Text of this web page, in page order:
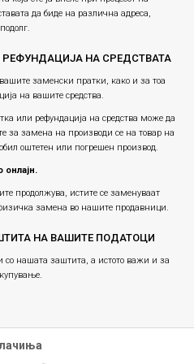
да биде на различна адреса,
НА СРЕДСТВАТА
заменски пратки, како и за тоа
на вашите средства.
или рефундацијa на средства може да
за замена на производи се на товар на
оштетен или погрешен производ.
онлајн.
продолжува, истите се заменуваат
замена во нашите продавници.
НА ВАШИТЕ ПОДАТОЦИ
со нашата заштита, а истото важи и за